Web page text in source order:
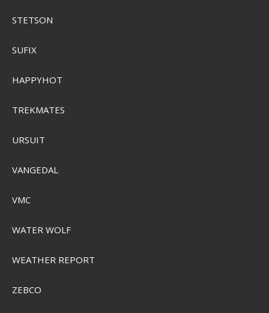
CamelBak Thrive Chug VSS 1L Drikkedunk
STETSON
SUFIX
HAPPYHOT
TREKMATES
URSUIT
VANGEDAL
VMC
WATER WOLF
WEATHER REPORT
ZEBCO